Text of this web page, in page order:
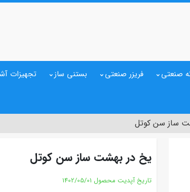
صنعتی فریزر صنعتی بستنی ساز تجهیزات
ساز سن کوتل
یخ در بهشت ساز سن کوتل
تاریخ آپدیت محصول 1402/05/01